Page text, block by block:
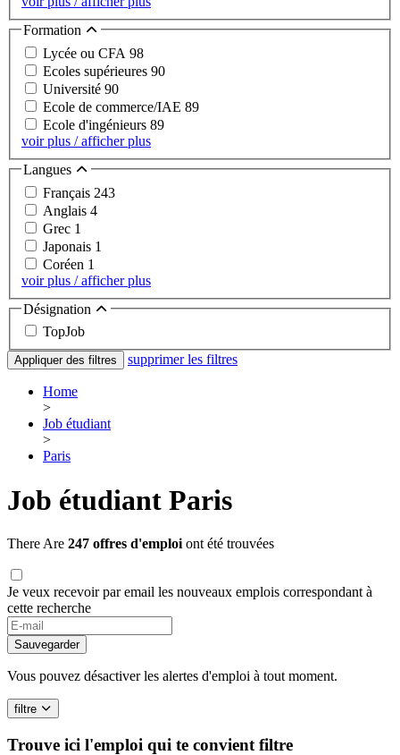
Formation
Lycée ou CFA 98
Ecoles supérieures 90
Université 90
Ecole de commerce/IAE 89
Ecole d'ingénieurs 89
voir plus / afficher plus
Langues
Français 243
Anglais 4
Grec 1
Japonais 1
Coréen 1
voir plus / afficher plus
Désignation
TopJob
Appliquer des filtres supprimer les filtres
Home
>
Job étudiant
>
Paris
Job étudiant Paris
There Are 247 offres d'emploi ont été trouvées
Je veux recevoir par email les nouveaux emplois correspondant à
cette recherche
If
you
are
a
human,
ignore
this
field
Sauvegarder
Vous pouvez désactiver les alertes d'emploi à tout moment.
filtre
Trouve ici l'emploi qui te convient filtre